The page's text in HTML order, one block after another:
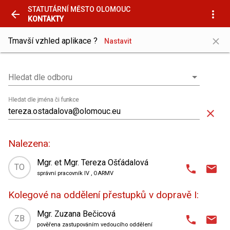
arrow_back
STATUTÁRNÍ MĚSTO OLOMOUC
KONTAKTY
more_vert
Tmavší vzhled aplikace ? Nastavit close
Hledat dle odboru
Hledat dle odboru
Hledat dle jména či funkce
close
Nalezena:
phone email
TO Mgr. et Mgr. Tereza Ošťádalová
správní pracovník IV , OARMV
Odbor agendy řidičů a motorových vozidel,
oddělení přestupků v dopravě I
place tř. Kosmonautů 8 (AB Centrum)
4. patro| kancelář 421
Kolegové na oddělení přestupků v dopravě I:
phone email
ZB Mgr. Zuzana Bečicová
pověřena zastupováním vedoucího oddělení